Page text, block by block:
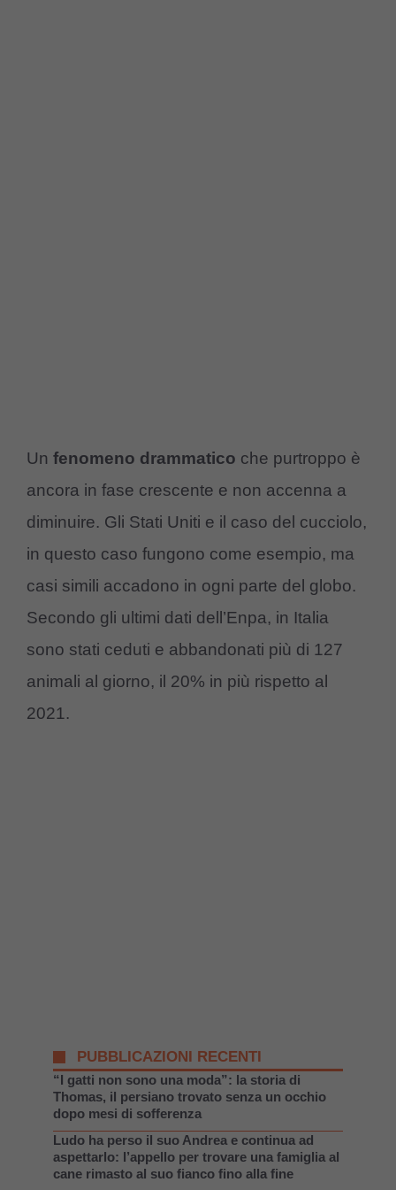
Un fenomeno drammatico che purtroppo è
ancora in fase crescente e non accenna a
diminuire. Gli Stati Uniti e il caso del cucciolo,
in questo caso fungono come esempio, ma
casi simili accadono in ogni parte del globo.
Secondo gli ultimi dati dell’Enpa, in Italia
sono stati ceduti e abbandonati più di 127
animali al giorno, il 20% in più rispetto al
2021.
PUBBLICAZIONI RECENTI
“I gatti non sono una moda”: la storia di
Thomas, il persiano trovato senza un occhio
dopo mesi di sofferenza
Ludo ha perso il suo Andrea e continua ad
aspettarlo: l’appello per trovare una famiglia al
cane rimasto al suo fianco fino alla fine